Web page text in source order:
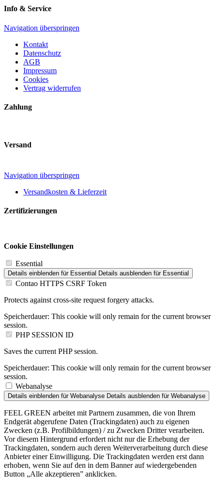
Info & Service
Navigation überspringen
Kontakt
Datenschutz
AGB
Impressum
Cookies
Vertrag widerrufen
Zahlung
Versand
Navigation überspringen
Versandkosten & Lieferzeit
Zertifizierungen
Cookie Einstellungen
Essential
Details einblenden für Essential Details ausblenden für Essential
Contao HTTPS CSRF Token
Protects against cross-site request forgery attacks.
Speicherdauer: This cookie will only remain for the current browser
session.
PHP SESSION ID
Saves the current PHP session.
Speicherdauer: This cookie will only remain for the current browser
session.
Webanalyse
Details einblenden für Webanalyse Details ausblenden für Webanalyse
FEEL GREEN arbeitet mit Partnern zusammen, die von Ihrem
Endgerät abgerufene Daten (Trackingdaten) auch zu eigenen
Zwecken (z.B. Profilbildungen) / zu Zwecken Dritter verarbeiten.
Vor diesem Hintergrund erfordert nicht nur die Erhebung der
Trackingdaten, sondern auch deren Weiterverarbeitung durch diese
Anbieter einer Einwilligung. Die Trackingdaten werden erst dann
erhoben, wenn Sie auf den in dem Banner auf wiedergebenden
Button „Alle akzeptieren” anklicken.